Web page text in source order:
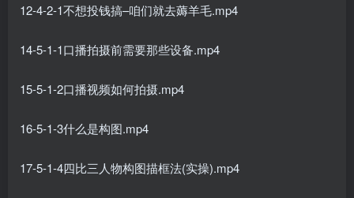
12-4-2-1不想投钱搞–咱们就去薅羊毛.mp4
14-5-1-1口播拍摄前需要那些设备.mp4
15-5-1-2口播视频如何拍摄.mp4
16-5-1-3什么是构图.mp4
17-5-1-4四比三人物构图描框法(实操).mp4